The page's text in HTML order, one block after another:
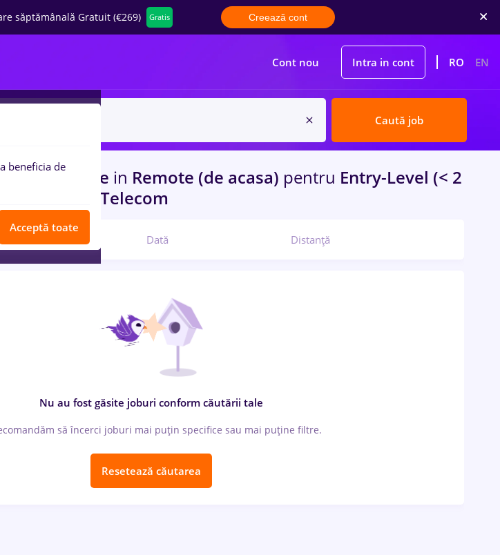
săptămânală Gratuit (€269) Gratis Creează cont
Cont nou Intra in cont RO EN
Caută job
Part time in Remote (de acasa) pentru Entry-Level (< 2
IT / Telecom
Dată Distanță
Nu au fost găsite joburi conform căutării tale
să încerci joburi mai puțin specifice sau mai puține filtre.
Resetează căutarea
beneficia de
Acceptă toate